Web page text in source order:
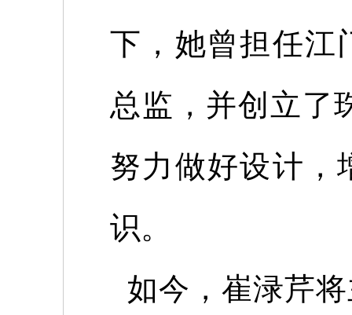
下，她曾担任江
总监，并创立了
努力做好设计，
识。
如今，崔渌芹